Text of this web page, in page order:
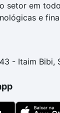
setor em
e
- Itaim Bibi,